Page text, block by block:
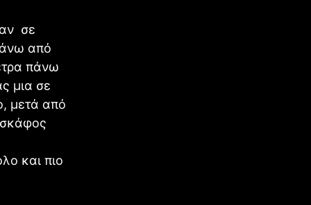
σε
από
πάνω
μια σε
μετά από
σκάφος
και πιο